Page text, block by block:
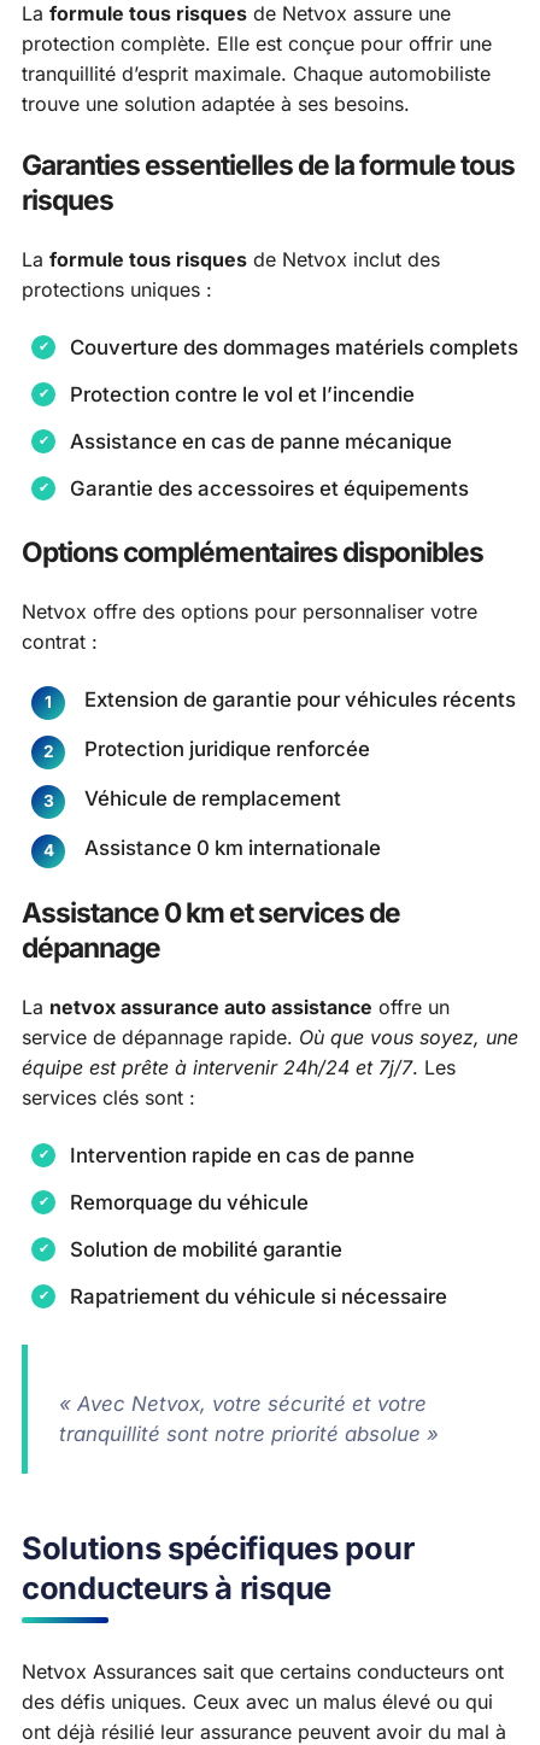
La formule tous risques de Netvox assure une
protection complète. Elle est conçue pour offrir une
tranquillité d’esprit maximale. Chaque automobiliste
trouve une solution adaptée à ses besoins.
Garanties essentielles de la formule tous
risques
La formule tous risques de Netvox inclut des
protections uniques :
Couverture des dommages matériels complets
Protection contre le vol et l’incendie
Assistance en cas de panne mécanique
Garantie des accessoires et équipements
Options complémentaires disponibles
Netvox offre des options pour personnaliser votre
contrat :
Extension de garantie pour véhicules récents
Protection juridique renforcée
Véhicule de remplacement
Assistance 0 km internationale
Assistance 0 km et services de
dépannage
La netvox assurance auto assistance offre un
service de dépannage rapide. Où que vous soyez, une
équipe est prête à intervenir 24h/24 et 7j/7. Les
services clés sont :
Intervention rapide en cas de panne
Remorquage du véhicule
Solution de mobilité garantie
Rapatriement du véhicule si nécessaire
« Avec Netvox, votre sécurité et votre
tranquillité sont notre priorité absolue »
Solutions spécifiques pour
conducteurs à risque
Netvox Assurances sait que certains conducteurs ont
des défis uniques. Ceux avec un malus élevé ou qui
ont déjà résilié leur assurance peuvent avoir du mal à